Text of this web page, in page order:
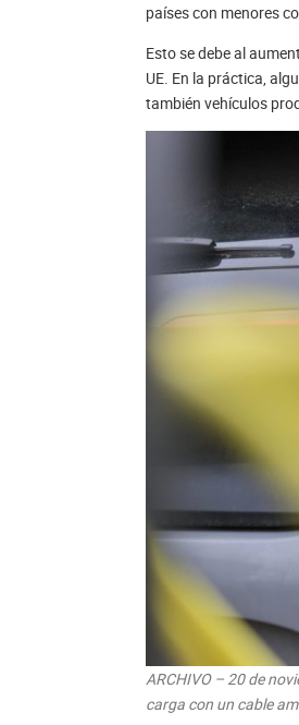
países con menores
Esto se debe al
UE. En la práctica,
también vehículos
ARCHIVO – 20 de
carga con un cable